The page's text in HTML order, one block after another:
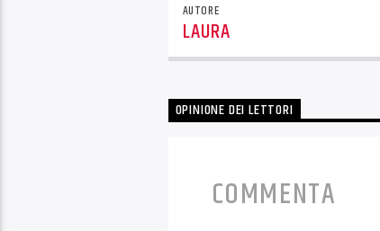
AUTORE
LAURA
OPINIONE DEI LETTORI
COMMENTA